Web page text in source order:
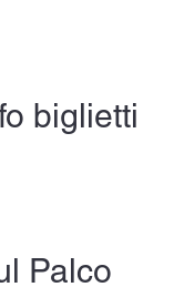
biglietti
Palco